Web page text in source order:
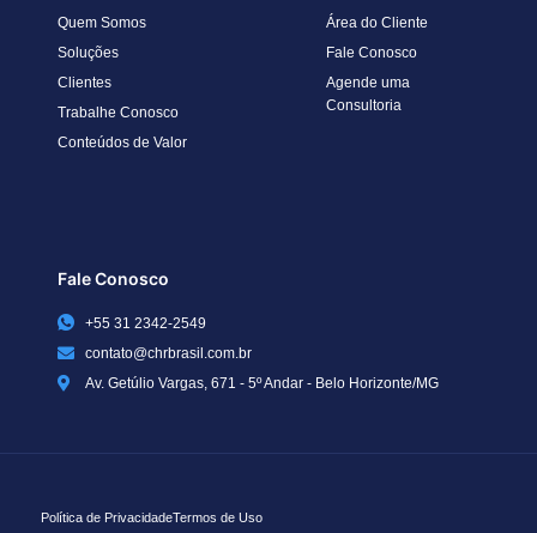
Quem Somos
Soluções
Clientes
Trabalhe Conosco
Conteúdos de Valor
Área do Cliente
Fale Conosco
Agende uma
Consultoria
Fale Conosco
+55 31 2342-2549
contato@chrbrasil.com.br
Av. Getúlio Vargas, 671 - 5º Andar - Belo Horizonte/MG
Política de PrivacidadeTermos de Uso